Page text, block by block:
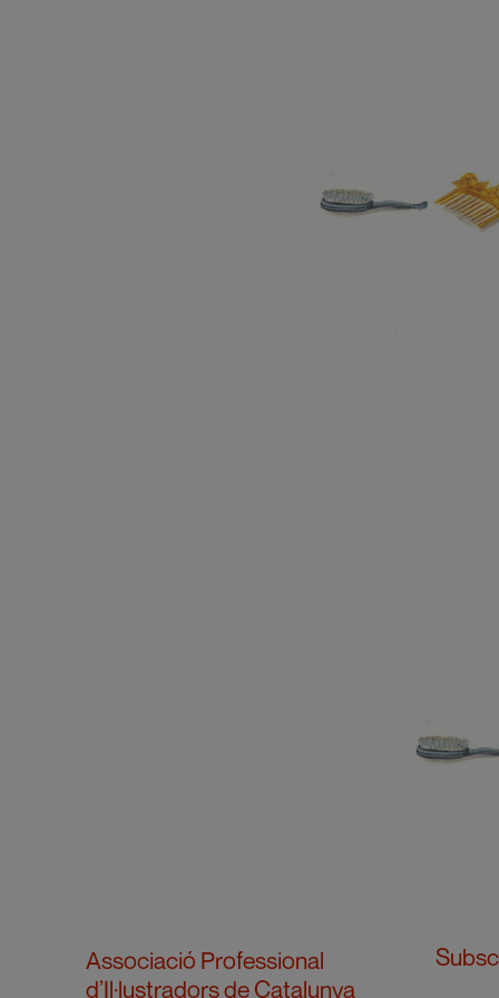
Associació Professional
d’Il·lustradors de Catalunya